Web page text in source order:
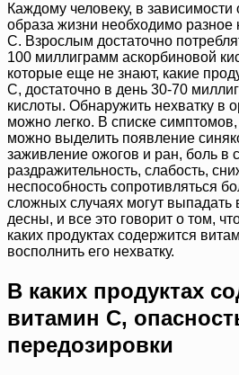
Каждому человеку, в зависимости
образа жизни необходимо разное
C. Взрослым достаточно
100 миллиграмм аскорбиновой
которые еще не знают, какие
C, достаточно в день 30-70
кислоты. Обнаружить нехватку в
можно легко. В списке
можно выделить появление
заживление ожогов и ран, боль в
раздражительность, слабость,
неспособность сопротивляться
сложных случаях могут выпадать
десны, и все это говорит о том,
каких продуктах содержится
восполнить его нехватку.
В каких продуктах
витамин C,
передозировки